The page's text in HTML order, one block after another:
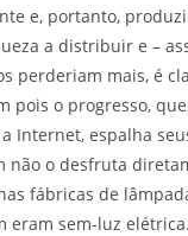
e, portanto,
a distribuir e –
perderiam mais, é
pois o progresso,
Internet, espalha
não o desfruta
fábricas de
eram sem-luz